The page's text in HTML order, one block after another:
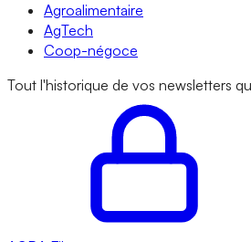
Agroalimentaire
AgTech
Coop-négoce
Tout l'historique de vos newsletters